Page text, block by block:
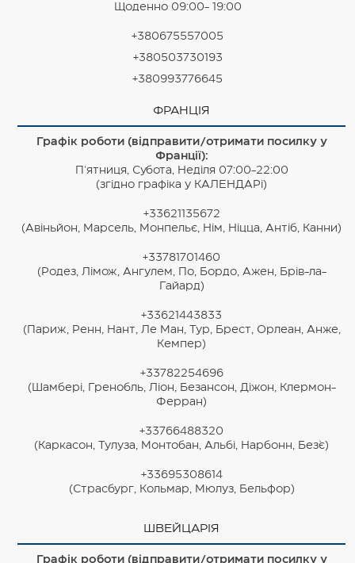
Щоденно 09:00- 19:00
+380675557005
+380503730193
+380993776645
ФРАНЦІЯ
Графік роботи (відправити/отримати посилку у
Франції):
П'ятниця, Субота, Неділя 07:00-22:00
(згідно графіка у КАЛЕНДАРі)
+33621135672
(Авіньйон, Марсель, Монпельє, Нім, Ніцца, Антіб, Канни)
+33781701460
(Родез, Лімож, Ангулем, По, Бордо, Ажен, Брів-ла-
Гайард)
+33621443833
(Париж, Ренн, Нант, Ле Ман, Тур, Брест, Орлеан, Анже,
Кемпер)
+33782254696
(Шамбері, Гренобль, Ліон, Безансон, Діжон, Клермон-
Ферран)
+33766488320
(Каркасон, Тулуза, Монтобан, Альбі, Нарбонн, Без`є)
+33695308614
(Страсбург, Кольмар, Мюлуз, Бельфор)
ШВЕЙЦАРІЯ
Графік роботи (відправити/отримати посилку у